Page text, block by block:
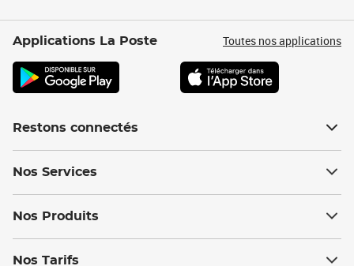
Applications La Poste Toutes nos applications
Restons connectés
Nos Services
Nos Produits
Nos Tarifs